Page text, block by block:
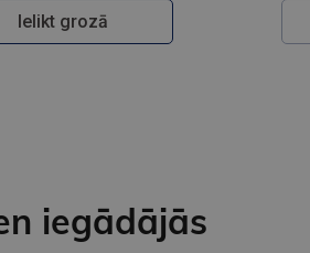
Ielikt grozā
iegādājās